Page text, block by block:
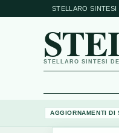
STELLARO
STELLARO SINTESI
AGGIORNAMENTI DI